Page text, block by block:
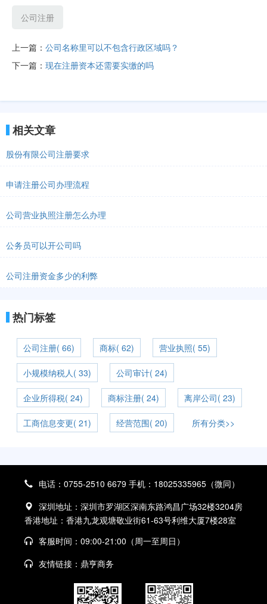
公司注册
上一篇： 公司名称里可以不包含行政区域吗？
下一篇： 现在注册资本还需要实缴的吗
相关文章
股份有限公司注册要求
申请注册公司办理流程
公司营业执照注册怎么办理
公务员可以开公司吗
公司注册资金多少的利弊
热门标签
公司注册( 66) 商标( 62) 营业执照( 55)
小规模纳税人( 33) 公司审计( 24)
企业所得税( 24) 商标注册( 24) 离岸公司( 23)
工商信息变更( 21) 经营范围( 20) 所有分类>>
电话：0755-2510 6679 手机：18025335965（微同）
深圳地址：深圳市罗湖区深南东路鸿昌广场32楼3204房
香港地址：香港九龙观塘敬业街61-63号利维大厦7楼28室
客服时间：09:00-21:00（周一至周日）
友情链接： 鼎亨商务